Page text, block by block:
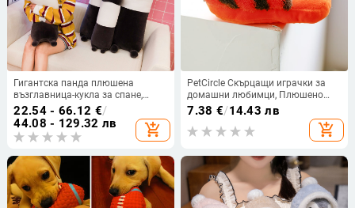
Гигантска панда плюшена
възглавница-кукла за спане,
дълги крака, детски подарък
22.54 - 66.12 €/
44.08 - 129.32 лв
add_shopping_cart
PetCircle Скърцащи играчки за
домашни любимци, Плюшено
мече, Бишон Фризе, Дъвчащи
кости за кученца Померан,
Играчки за кучета
7.38 €/14.43 лв
add_shopping_cart